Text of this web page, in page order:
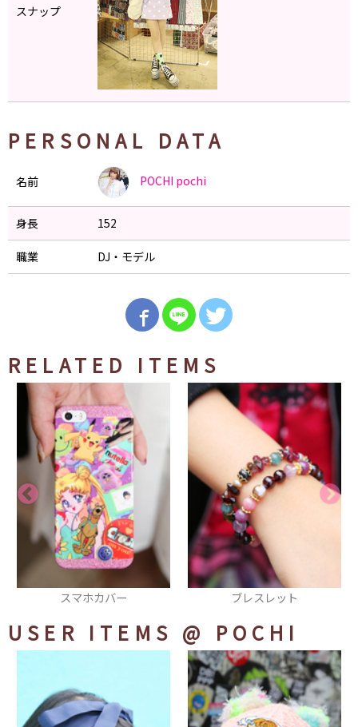
スナップ
PERSONAL DATA
名前 POCHI pochi
身長 152
職業 DJ・モデル
RELATED ITEMS
スマホカバー ブレスレット
USER ITEMS @ POCHI